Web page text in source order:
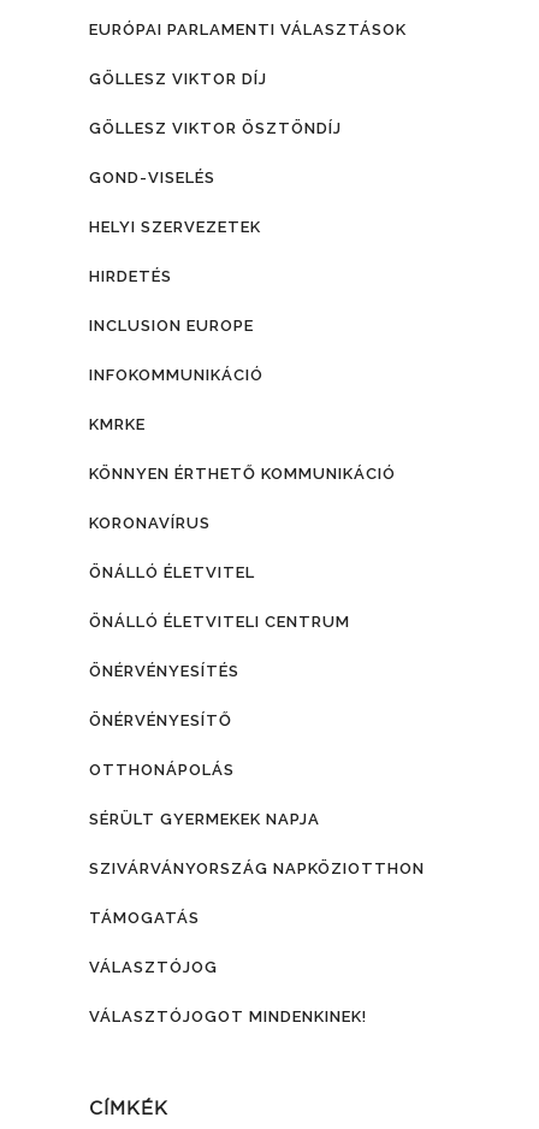
EURÓPAI PARLAMENTI VÁLASZTÁSOK
GÖLLESZ VIKTOR DÍJ
GÖLLESZ VIKTOR ÖSZTÖNDÍJ
GOND-VISELÉS
HELYI SZERVEZETEK
HIRDETÉS
INCLUSION EUROPE
INFOKOMMUNIKÁCIÓ
KMRKE
KÖNNYEN ÉRTHETŐ KOMMUNIKÁCIÓ
KORONAVÍRUS
ÖNÁLLÓ ÉLETVITEL
ÖNÁLLÓ ÉLETVITELI CENTRUM
ÖNÉRVÉNYESÍTÉS
ÖNÉRVÉNYESÍTŐ
OTTHONÁPOLÁS
SÉRÜLT GYERMEKEK NAPJA
SZIVÁRVÁNYORSZÁG NAPKÖZIOTTHON
TÁMOGATÁS
VÁLASZTÓJOG
VÁLASZTÓJOGOT MINDENKINEK!
CÍMKÉK